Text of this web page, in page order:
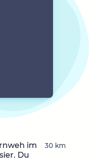
im
Du
30 km